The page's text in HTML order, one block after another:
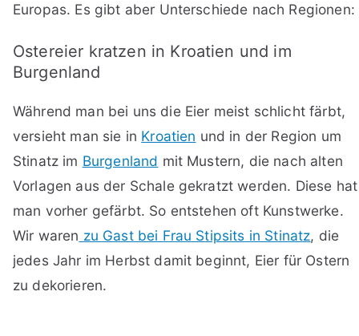
Europas. Es gibt aber Unterschiede nach Regionen:
Ostereier kratzen in Kroatien und im
Burgenland
Während man bei uns die Eier meist schlicht färbt,
versieht man sie in Kroatien und in der Region um
Stinatz im Burgenland mit Mustern, die nach alten
Vorlagen aus der Schale gekratzt werden. Diese hat
man vorher gefärbt. So entstehen oft Kunstwerke.
Wir waren zu Gast bei Frau Stipsits in Stinatz, die
jedes Jahr im Herbst damit beginnt, Eier für Ostern
zu dekorieren.